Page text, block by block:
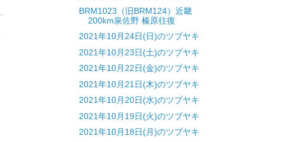
BRM1023（旧BRM124）近畿
200km泉佐野 榛原往復
2021年10月24日(日)のツブヤキ
2021年10月23日(土)のツブヤキ
2021年10月22日(金)のツブヤキ
2021年10月21日(木)のツブヤキ
2021年10月20日(水)のツブヤキ
2021年10月19日(火)のツブヤキ
2021年10月18日(月)のツブヤキ